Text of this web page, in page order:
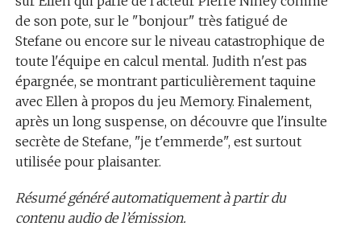
de son pote, sur le "bonjour" très fatigué de
Stefane ou encore sur le niveau catastrophique de
toute l'équipe en calcul mental. Judith n'est pas
épargnée, se montrant particulièrement taquine
avec Ellen à propos du jeu Memory. Finalement,
après un long suspense, on découvre que l'insulte
secrète de Stefane, "je t'emmerde", est surtout
utilisée pour plaisanter.
Résumé généré automatiquement à partir du
contenu audio de l’émission.